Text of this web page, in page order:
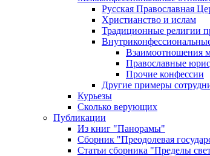
Русская Православная
Христианство и ислам
Традиционные религии
Взаимоотношения
Православные
Прочие конфессии
Другие примеры
Курьезы
Сколько верующих
Публикации
Из книг "Панорамы"
Сборник "Преодолевая
Статьи сборника "Пределы